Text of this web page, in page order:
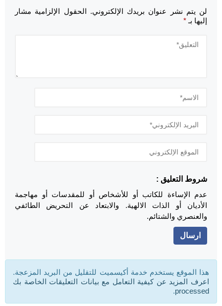
لن يتم نشر عنوان بريدك الإلكتروني. الحقول الإلزامية مشار
إليها بـ *
شروط التعليق :
عدم الإساءة للكاتب أو للأشخاص أو للمقدسات أو مهاجمة
الأديان أو الذات الالهية. والابتعاد عن التحريض الطائفي
والعنصري والشتائم.
هذا الموقع يستخدم خدمة أكيسميت للتقليل من البريد المزعجة.
اعرف المزيد عن كيفية التعامل مع بيانات التعليقات الخاصة بك
processed
.